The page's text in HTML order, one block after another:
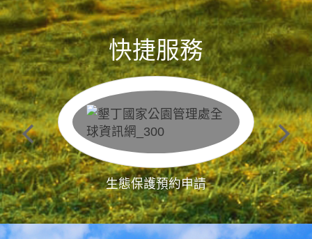
快捷服務
生態保護預約申請